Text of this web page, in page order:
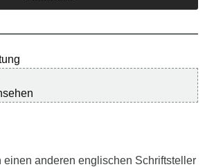
einen anderen englischen Schriftsteller